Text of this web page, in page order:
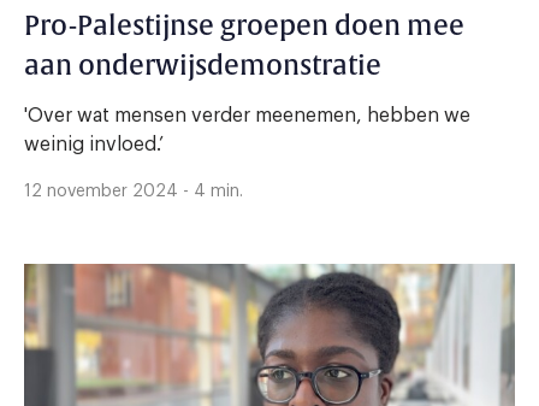
Pro-Palestijnse groepen doen mee
aan onderwijsdemonstratie
'Over wat mensen verder meenemen, hebben we
weinig invloed.’
12 november 2024 - 4 min.